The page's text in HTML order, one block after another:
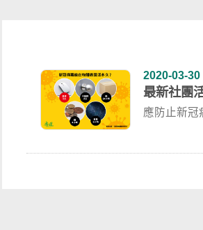
2020-03-30
最新社團
應防止新冠